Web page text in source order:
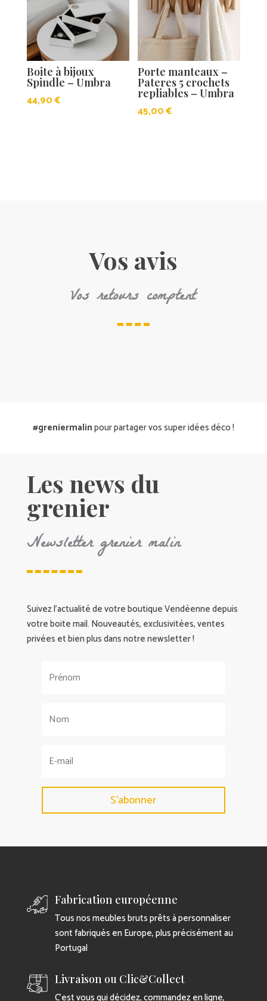
Boite à bijoux
Spindle – Umbra
44,90€
Porte manteaux –
Pateres 5 crochets
repliables – Umbra
45,00€
Vos avis
Vos retours comptent
#greniermalinpour partager vos super idées déco !
Les news du
grenier
Newsletter grenier malin
Suivez l’actualité de votre boutique Vendéenne depuis
votre boite mail. Nouveautés, exclusivitées, ventes
privées et bien plus dans notre newsletter !
S'abonner
Fabrication européenne
Tous nos meubles bruts prêts à personnaliser
sont fabriqués en Europe, plus précisément au
Portugal
Livraison ou Clic&Collect
C’est vous qui décidez, commandez en ligne,